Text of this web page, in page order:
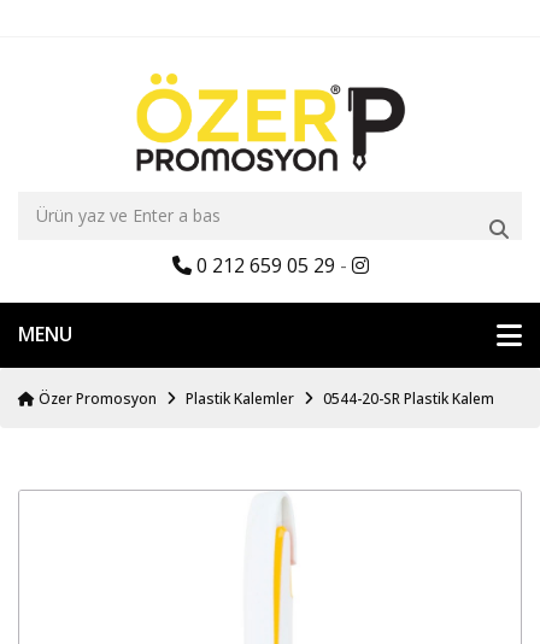
0 212 659 05 29 -
MENU
Özer Promosyon Plastik Kalemler 0544-20-SR Plastik Kalem